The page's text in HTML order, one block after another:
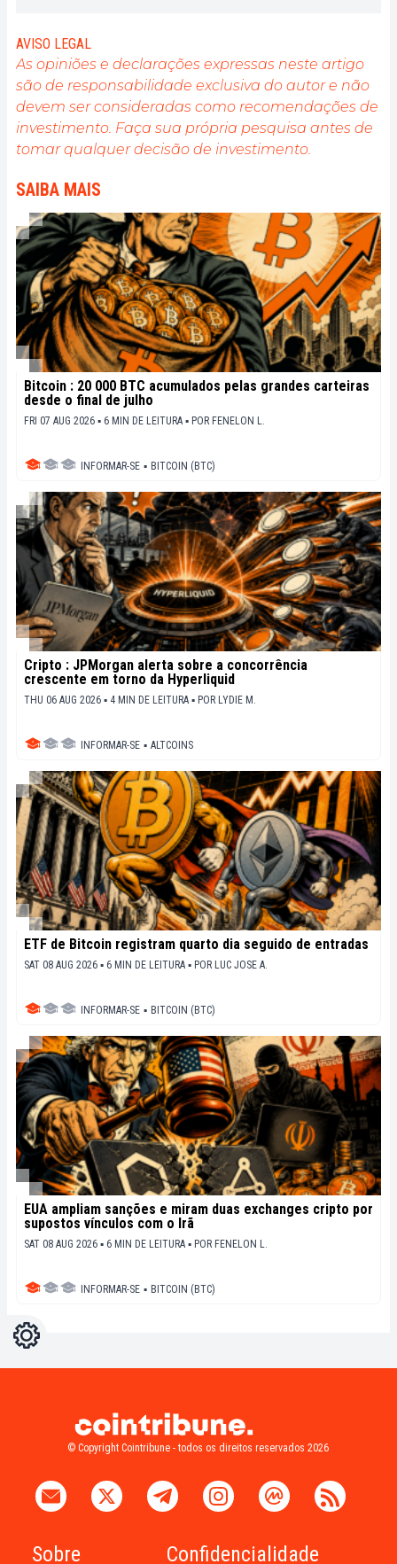
l'engagement de sensibiliser et d'informer le grand
public sur cet écosystème en constante évolution.
Mon objectif est de permettre à chacun de mieux
comprendre la blockchain et de saisir les
opportunités qu'elle offre. Je m'efforce chaque jour
de fournir une analyse objective de l'actualité, de
décrypter les tendances du marché, de relayer les
dernières innovations technologiques et de mettre
sociétaux de cette révolution en marche.
AVISO LEGAL
As opiniões e declarações expressas neste artigo
são de responsabilidade exclusiva do autor e não
devem ser consideradas como recomendações de
investimento. Faça sua própria pesquisa antes de
tomar qualquer decisão de investimento.
SAIBA MAIS
Bitcoin : 20 000 BTC acumulados pelas grandes carteiras
desde o final de julho
FRI 07 AUG 2026 ▪ 6 MIN DE LEITURA ▪ POR FENELON L.
INFORMAR-SE ▪ BITCOIN (BTC)
Cripto : JPMorgan alerta sobre a concorrência
crescente em torno da Hyperliquid
THU 06 AUG 2026 ▪ 4 MIN DE LEITURA ▪ POR LYDIE M.
INFORMAR-SE ▪ ALTCOINS
ETF de Bitcoin registram quarto dia seguido de entradas
SAT 08 AUG 2026 ▪ 6 MIN DE LEITURA ▪ POR LUC JOSE A.
INFORMAR-SE ▪ BITCOIN (BTC)
EUA ampliam sanções e miram duas exchanges cripto por
supostos vínculos com o Irã
SAT 08 AUG 2026 ▪ 6 MIN DE LEITURA ▪ POR FENELON L.
INFORMAR-SE ▪ BITCOIN (BTC)
Configurações
© Copyright Cointribune - todos os direitos reservados 2026
Sobre Confidencialidade